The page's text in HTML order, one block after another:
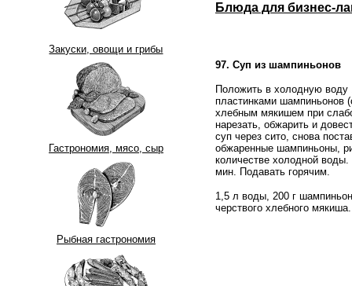
Закуски, овощи и грибы
Гастрономия, мясо, сыр
Рыбная гастрономия
Блюда для бизнес-
97. Суп из шампиньонов
Положить в холодную воду
пластинками шампиньонов
хлебным мякишем при
нарезать, обжарить и
суп через сито, снова
обжаренные шампиньоны,
количестве холодной воды.
мин. Подавать горячим.
1,5 л воды, 200 г
черствого хлебного мякиша.